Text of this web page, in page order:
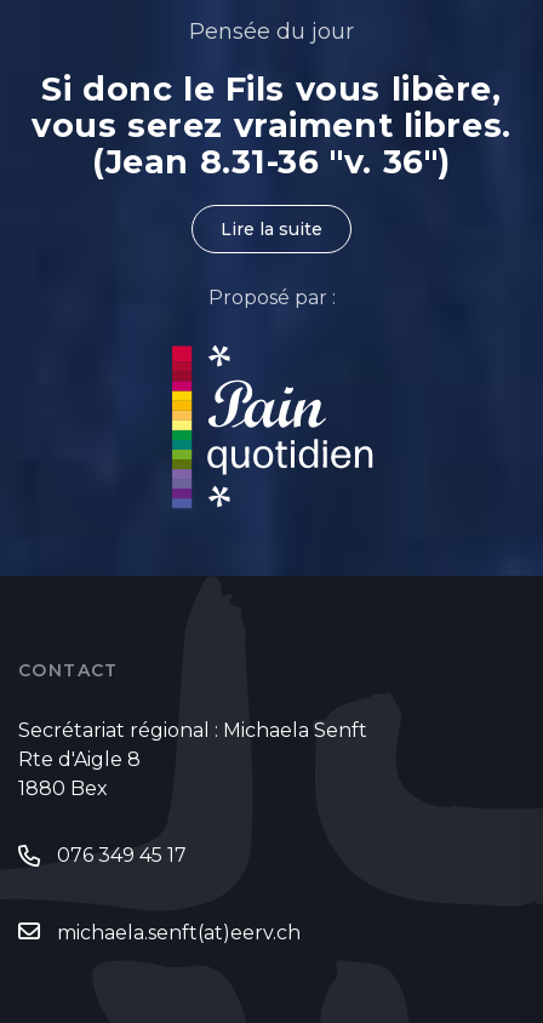
Pensée du jour
Si donc le Fils vous libère,
vous serez vraiment libres.
(Jean 8.31-36 "v. 36")
Lire la suite
Proposé par :
CONTACT
Secrétariat régional : Michaela Senft
Rte d'Aigle 8
1880 Bex
076 349 45 17
michaela.senft(at)eerv.ch